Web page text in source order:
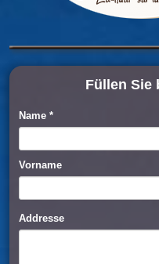
Füllen Sie
Name *
Vorname
Addresse